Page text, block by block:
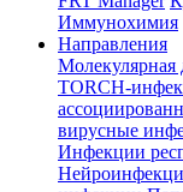
Иммунохимия
Направления
Молекулярная
TORCH-
вирусные
Инфекции